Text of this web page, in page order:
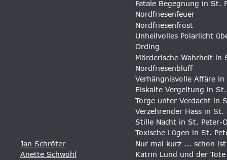
Fatale Begegnung in St.
Nordfriesenfeuer
Nordfriesenfrost
Unheilvolles Polarlicht
Ording
Mörderische Wahrheit in
Nordfriesenbluff
Verhängnisvolle Affäre
Eiskalte Vergeltung in
Torge unter Verdacht in
Verzehrender Hass in St.
Stille Nacht in St. Peter-
Toxische Lügen in St.
Jan Schröter
Nur mal kurz ... schon
Anette Schwohl
Katrin Lund und der